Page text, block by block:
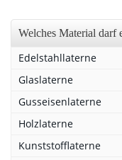
Welches Material darf
Edelstahllaterne
Glaslaterne
Gusseisenlaterne
Holzlaterne
Kunststofflaterne